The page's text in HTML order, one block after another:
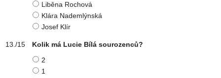
Liběna Rochová
Klára Nademlýnská
Josef Klír
Kolik má Lucie Bílá sourozenců?
2
1